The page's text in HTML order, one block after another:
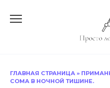
ГЛАВНАЯ СТРАНИЦА »
СОМА В НОЧНОЙ ТИШИНЕ.